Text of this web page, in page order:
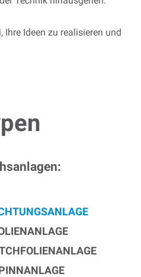
Ideen zu realisieren und